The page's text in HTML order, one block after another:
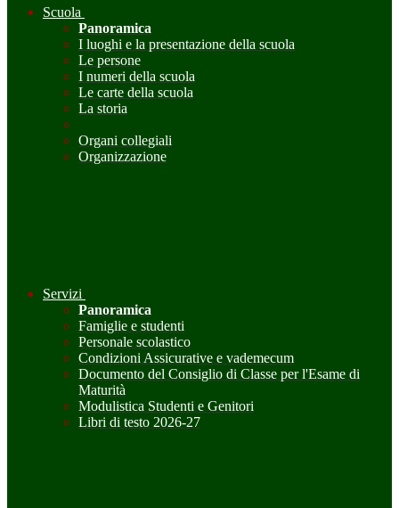
Scuola
Panoramica
I luoghi e la presentazione della scuola
Le persone
I numeri della scuola
Le carte della scuola
La storia
Organi collegiali
Organizzazione
Servizi
Panoramica
Famiglie e studenti
Personale scolastico
Condizioni Assicurative e vademecum
Documento del Consiglio di Classe per l'Esame di
Maturità
Modulistica Studenti e Genitori
Libri di testo 2026-27